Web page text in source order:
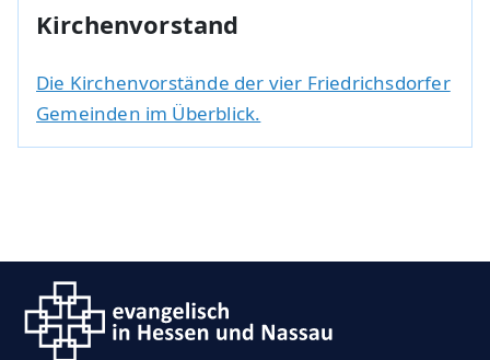
Kirchenvorstand
Die Kirchenvorstände der vier Friedrichsdorfer
Gemeinden im Überblick.